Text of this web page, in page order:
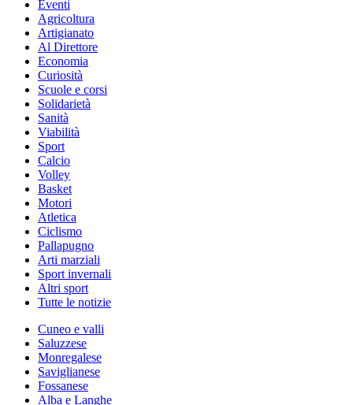
Eventi
Agricoltura
Artigianato
Al Direttore
Economia
Curiosità
Scuole e corsi
Solidarietà
Sanità
Viabilità
Sport
Calcio
Volley
Basket
Motori
Atletica
Ciclismo
Pallapugno
Arti marziali
Sport invernali
Altri sport
Tutte le notizie
Cuneo e valli
Saluzzese
Monregalese
Saviglianese
Fossanese
Alba e Langhe